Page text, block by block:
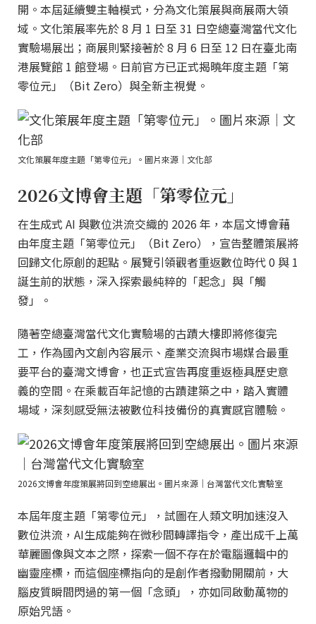
開。本屆延續雙主軸模式，分為文化策展與商展兩大領
域。文化策展率先於 8 月 1 日至 31 日空總臺灣當代文化
實驗場展出；商展則緊接著於 8 月 6 日至 12 日在臺北南
港展覽館 1 館登場。日前官方已正式揭曉年度主題「第
零位元」（Bit Zero）與全新主視覺。
文化策展年度主題「第零位元」。圖片來源｜文化部
2026文博會主題「第零位元」
在生成式 AI 與數位洪流交織的 2026 年，本屆文博會藉
由年度主題「第零位元」（Bit Zero），宣告整體策展將
回歸文化原創的起點。展覽引領觀者重返數位時代 0 與 1
誕生前的狀態，深入探索最純粹的「起念」與「觸
發」。
隨著空總臺灣當代文化實驗場的古蹟大樓即將修復完
工，作為國內文創內容展示、產業交流與市場媒合最重
要平台的臺灣文博會，也正式宣告再度重返極具歷史意
義的空間。在乘載百年記憶的古蹟建築之中，踏入實體
場域，深刻感受無法被數位科技備份的真實感官體驗。
2026文博會年度策展將回到空總展出。圖片來源｜台灣當代文化實驗室
本屆年度主題「第零位元」，試圖在人類文明加速沒入
數位洪流，AI生成能夠在微秒間轉譯指令，產出成千上萬
華麗圖像與文本之際，探索一個不存在於電腦邏輯中的
幽靈座標，而這個座標指向的是創作者撥動開關前，大
腦皮質瞬間閃過的第一個「念頭」，亦如同啟動萬物的
原始咒語。